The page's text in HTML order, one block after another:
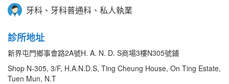
牙科、牙科普通科、私人執業
診所地址
新界屯門鄉事會路2A號H. A. N. D. S商場3樓N305號鋪
Shop N-305, 3/F, H.A.N.D.S, Ting Cheung House, On Ting Estate,
Tuen Mun, N.T